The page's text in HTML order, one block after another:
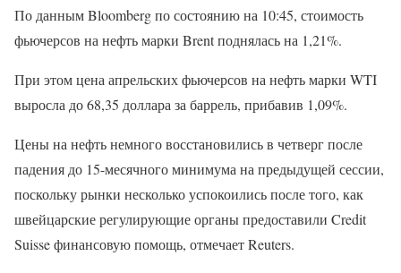
По данным Bloomberg по состоянию на 10:45, стоимость
фьючерсов на нефть марки Brent поднялась на 1,21%.
При этом цена апрельских фьючерсов на нефть марки WTI
выросла до 68,35 доллара за баррель, прибавив 1,09%.
Цены на нефть немного восстановились в четверг после
падения до 15-месячного минимума на предыдущей сессии,
поскольку рынки несколько успокоились после того, как
швейцарские регулирующие органы предоставили Credit
Suisse финансовую помощь, отмечает Reuters.